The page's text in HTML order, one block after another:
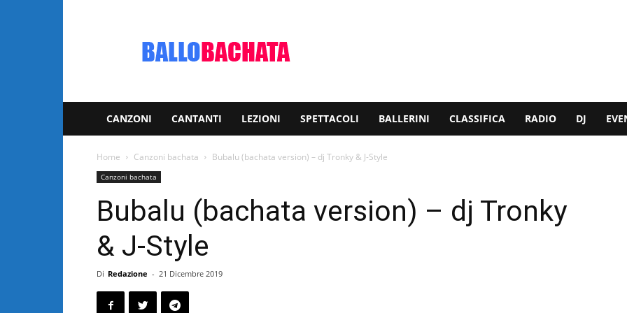
video
CANZONI CANTANTI LEZIONI SPETTACOLI BALLERINI CLASSIFICA RADIO DJ
Home Canzoni bachata Bubalu (bachata version) – dj Tronky & J-Style
Canzoni bachata
Bubalu (bachata version) – dj Tronky
& J-Style
Di Redazione - 21 Dicembre 2019